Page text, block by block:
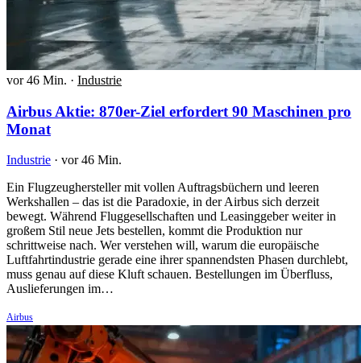
vor 46 Min. · Industrie
Airbus Aktie: 870er-Ziel erfordert 90 Maschinen pro
Monat
Industrie · vor 46 Min.
Ein Flugzeughersteller mit vollen Auftragsbüchern und leeren
Werkshallen – das ist die Paradoxie, in der Airbus sich derzeit
bewegt. Während Fluggesellschaften und Leasinggeber weiter in
großem Stil neue Jets bestellen, kommt die Produktion nur
schrittweise nach. Wer verstehen will, warum die europäische
Luftfahrtindustrie gerade eine ihrer spannendsten Phasen durchlebt,
muss genau auf diese Kluft schauen. Bestellungen im Überfluss,
Auslieferungen im…
Airbus